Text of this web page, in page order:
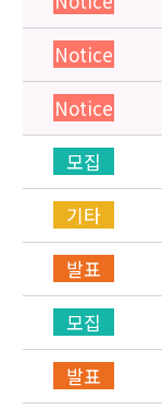
Notice
Notice
모집
기타
발표
모집
발표